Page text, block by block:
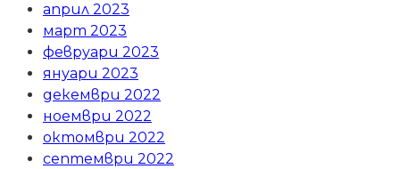
април 2023
март 2023
февруари 2023
януари 2023
декември 2022
ноември 2022
октомври 2022
септември 2022